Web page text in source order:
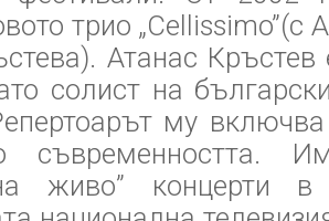
трио „Cellissimo”(с
Атанас
солист на
му
съвременността.
живо” концерти